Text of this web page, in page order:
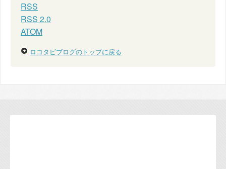
RSS
RSS 2.0
ATOM
ロコタビブログのトップに戻る